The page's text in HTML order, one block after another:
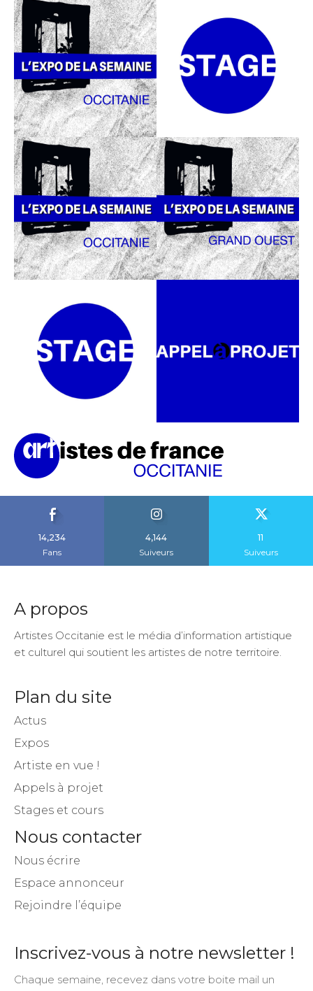
14,234
Fans
4,144
Suiveurs
11
Suiveurs
A propos
Artistes Occitanie est le média d’information artistique
et culturel qui soutient les artistes de notre territoire.
Plan du site
Actus
Expos
Artiste en vue !
Appels à projet
Stages et cours
Nous contacter
Nous écrire
Espace annonceur
Rejoindre l’équipe
Inscrivez-vous à notre newsletter !
Chaque semaine, recevez dans votre boite mail un